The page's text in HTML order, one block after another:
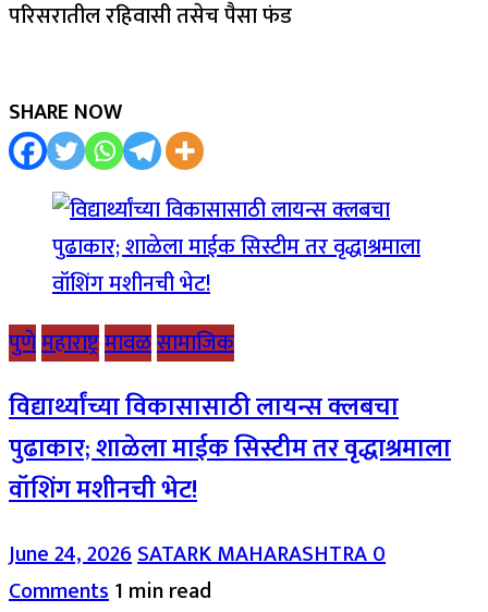
परिसरातील रहिवासी तसेच पैसा फंड
SHARE NOW
पुणेमहाराष्ट्रमावळसामाजिक
विद्यार्थ्यांच्या विकासासाठी लायन्स क्लबचा
पुढाकार; शाळेला माईक सिस्टीम तर वृद्धाश्रमाला
वॉशिंग मशीनची भेट!
June 24, 2026SATARK MAHARASHTRA0
Comments1 min read